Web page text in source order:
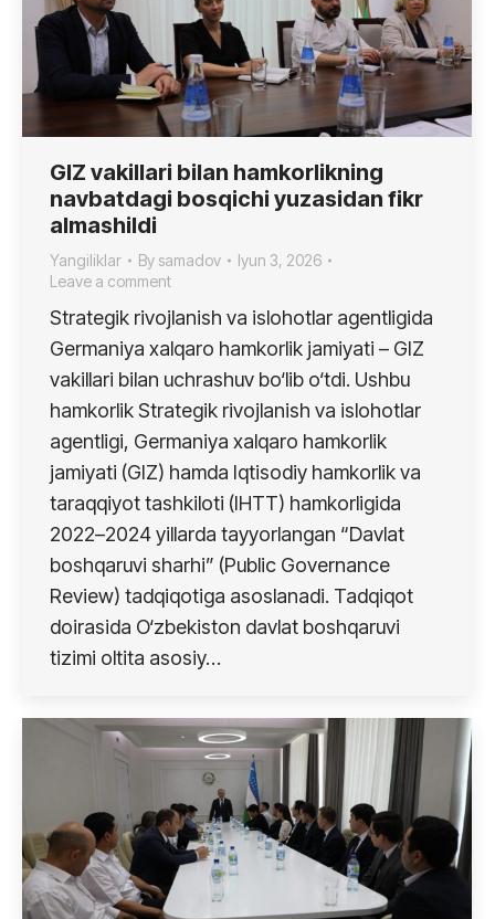
GIZ vakillari bilan hamkorlikning
navbatdagi bosqichi yuzasidan fikr
almashildi
Yangiliklar By samadov
Iyun 3, 2026
Leave a comment
Strategik rivojlanish va islohotlar agentligida
Germaniya xalqaro hamkorlik jamiyati – GIZ
vakillari bilan uchrashuv bo‘lib o‘tdi. Ushbu
hamkorlik Strategik rivojlanish va islohotlar
agentligi, Germaniya xalqaro hamkorlik
jamiyati (GIZ) hamda Iqtisodiy hamkorlik va
taraqqiyot tashkiloti (IHTT) hamkorligida
2022–2024 yillarda tayyorlangan “Davlat
boshqaruvi sharhi” (Public Governance
Review) tadqiqotiga asoslanadi. Tadqiqot
doirasida O‘zbekiston davlat boshqaruvi
tizimi oltita asosiy…